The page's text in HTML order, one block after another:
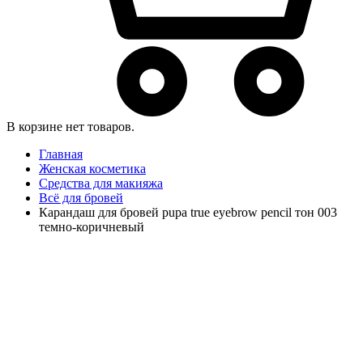
В корзине нет товаров.
Главная
Женская косметика
Средства для макияжа
Всё для бровей
Карандаш для бровей pupa true eyebrow pencil тон 003
темно-коричневый